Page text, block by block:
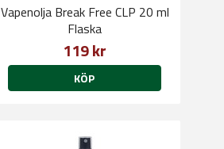
Vapenolja Break Free CLP 20 ml
Flaska
119 kr
KÖP